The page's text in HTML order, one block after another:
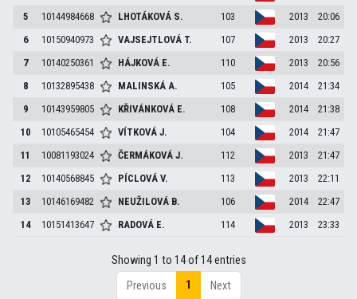
5
10144984668 LHOTÁKOVÁ S. 103 2013
20:06
6
10150940973 VAJSEJTLOVÁ T. 107 2013
20:27
7
10140250361 HÁJKOVÁ E. 110 2013
20:56
8
10132895438 MALINSKÁA. 105 2014
21:34
9
10143959805 KŘIVÁNKOVÁ E. 108 2014
21:38
10
10105465454 VÍTKOVÁJ. 104 2014
21:47
11
10081193024 ČERMÁKOVÁJ. 112 2013
21:47
12
10140568845 PÍCLOVÁV. 113 2013
22:11
13
10146169482 NEUŽILOVÁ B. 106 2014
22:47
14
10151413647 RADOVÁ E. 114 2013 23:33
Showing 1 to 14 of 14 entries
Previous
1 Next